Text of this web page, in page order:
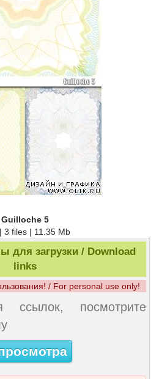
Guilloche 5
3 files | 11.35 Mb
для загрузки / Download
links
/ For personal use only!
ссылок, посмотрите